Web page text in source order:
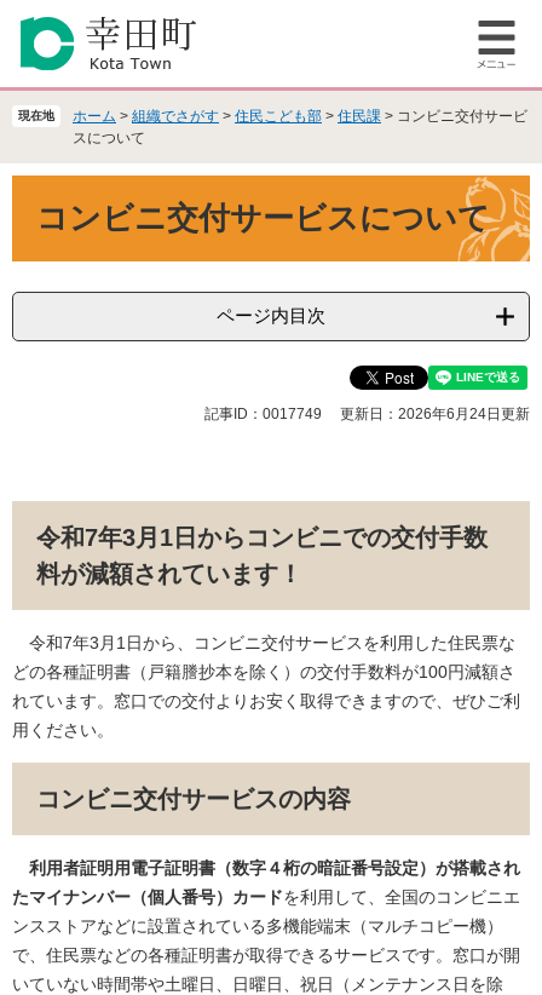
の
で
ー
ば
文
へ
メ
ー
現在地 ホーム > 組織でさがす > 住民こども部 > 住民課 > コンビニ交付サービ
スについて
コンビニ交付サービスについて
ページ内目次
記事ID：0017749 更新日：2026年6月24日更新
令和7年3月1日からコンビニでの交付手数
料が減額されています！
令和7年3月1日から、コンビニ交付サービスを利用した住民票な
どの各種証明書（戸籍謄抄本を除く）の交付手数料が100円減額さ
れています。窓口での交付よりお安く取得できますので、ぜひご利
用ください。
コンビニ交付サービスの内容
利用者証明用電子証明書（数字４桁の暗証番号設定）が搭載され
たマイナンバー（個人番号）カードを利用して、全国のコンビニエ
ンスストアなどに設置されている多機能端末（マルチコピー機）
で、住民票などの各種証明書が取得できるサービスです。窓口が開
いていない時間帯や土曜日、日曜日、祝日（メンテナンス日を除